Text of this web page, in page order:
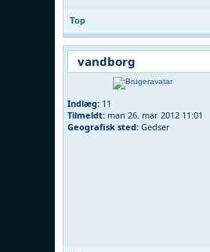
Top
vandborg
Indlæg: 11
Tilmeldt: man 26. mar 2012 11:01
Geografisk sted: Gedser